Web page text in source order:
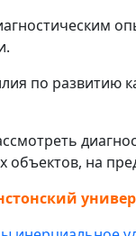
по развитию
объектов, на